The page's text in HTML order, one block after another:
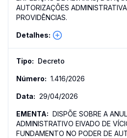
AUTORIZAÇÕES
PROVIDÊNCIAS.
Decreto
1.416/2026
29/04/2026
DISPÕE SOBRE A
ADMINISTRATIVO EIVADO DE
FUNDAMENTO NO PODER DE